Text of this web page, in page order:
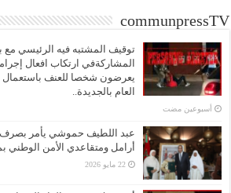
communpressTV
توقيف المشتبه فيه الرئيسي مع
المشاركةفي ارتكاب افعال
يعرضون شخصا للعنف باستعمال
العام بالجديدة..
‏أسبوعين مضت
عبد اللطيف حموشي يأمر بصرف
أرامل ومتقاعدي الأمن الوطني
22 مايو 2026